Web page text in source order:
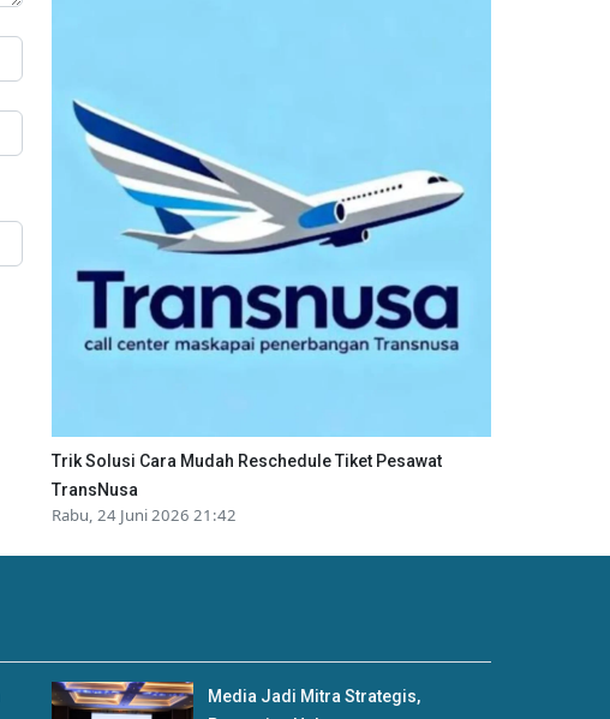
Trik Solusi Cara Mudah Reschedule Tiket Pesawat
TransNusa
Rabu, 24 Juni 2026 21:42
Media Jadi Mitra Strategis,